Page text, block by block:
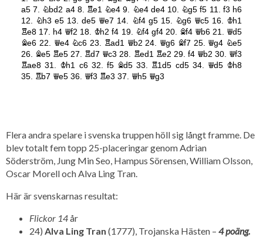
Flera andra spelare i svenska truppen höll sig långt framme. De
blev totalt fem topp 25-placeringar genom Adrian
Söderström, Jung Min Seo, Hampus Sörensen, William Olsson,
Oscar Morell och Alva Ling Tran.
Här är svenskarnas resultat:
Flickor 14år
24) Alva Ling Tran (1777), Trojanska Hästen – 4 poäng.